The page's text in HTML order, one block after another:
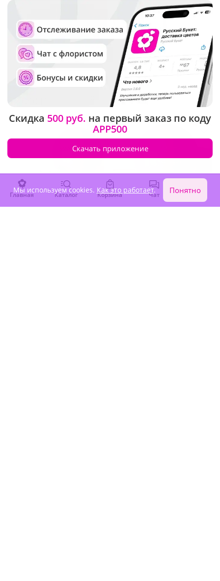
5(1036)
Шар-фигура "Золотой
триумф"
В наличии
5 (1067)
Шар "Пурпурное
признание"
В наличии
3 950 ₽
Главная Каталог Корзина Чат Войти
Скидка 500 руб. на первый заказ по коду
APP500
Скачать приложение
Мы используем cookies. Как это работает. Понятно